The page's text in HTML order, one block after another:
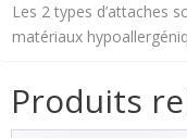
Les 2 types d’attaches
matériaux
Produits